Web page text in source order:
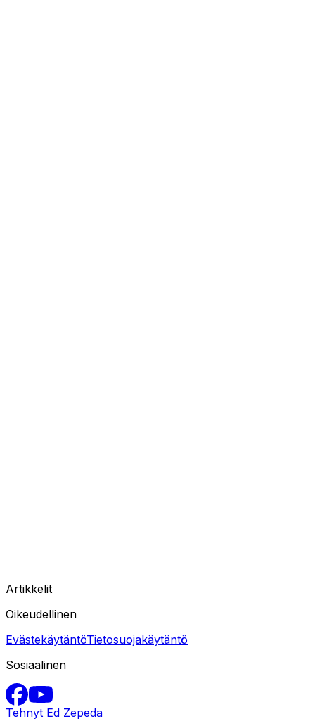
Artikkelit
Oikeudellinen
EvästekäytäntöTietosuojakäytäntö
Sosiaalinen
Tehnyt Ed Zepeda